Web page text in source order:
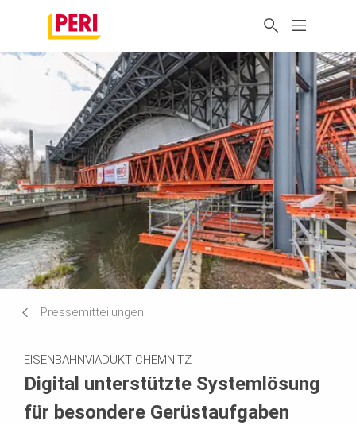
Pressemitteilungen
EISENBAHNVIADUKT CHEMNITZ
Digital unterstützte Systemlösung
für besondere Gerüstaufgaben